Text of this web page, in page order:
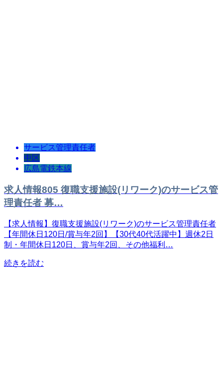
サービス管理責任者
中区
広島電鉄本線
求人情報805 復職支援施設(リワーク)のサービス管
理責任者 募…
【求人情報】復職支援施設(リワーク)のサービス管理責任者
【年間休日120日/賞与年2回】【30代40代活躍中】週休2日
制・年間休日120日、賞与年2回、その他福利…
続きを読む